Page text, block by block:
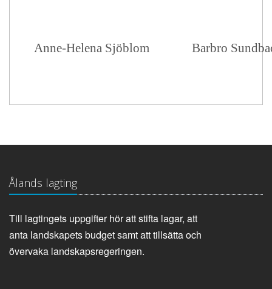
Anne-Helena Sjöblom Barbro
Ålands lagting
Till lagtingets uppgifter hör att stifta lagar, att
anta landskapets budget samt att tillsätta och
övervaka landskapsregeringen.